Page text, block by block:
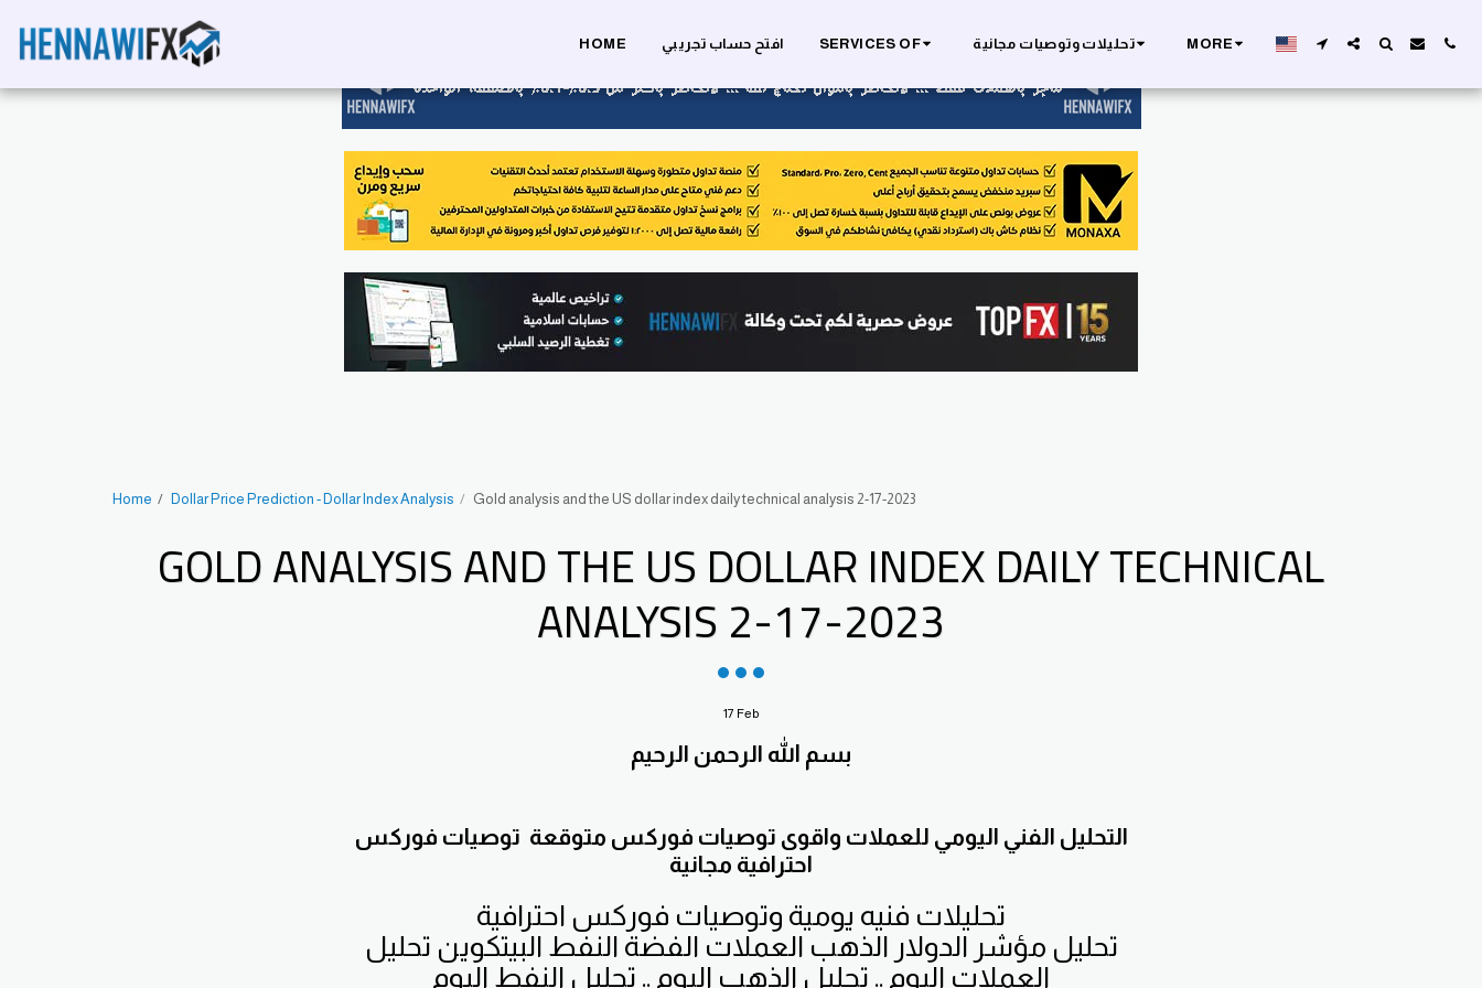
HOME افتح حساب تجريبي SERVICES OF تحليلات وتوصيات مجانية MORE
Home Dollar Price Prediction - Dollar Index Analysis Gold analysis and the US dollar index daily technical analysis 2-17-2023
GOLD ANALYSIS AND THE US DOLLAR INDEX DAILY TECHNICAL
ANALYSIS 2-17-2023
17 Feb
بسم الله الرحمن الرحيم
التحليل الفني اليومي للعملات واقوى توصيات فوركس متوقعة توصيات فوركس
احترافية مجانية
تحليلات فنيه يومية وتوصيات فوركس احترافية
تحليل مؤشر الدولار الذهب العملات الفضة النفط البيتكوين تحليل
العملات اليوم .. تحليل الذهب اليوم .. تحليل النفط اليوم